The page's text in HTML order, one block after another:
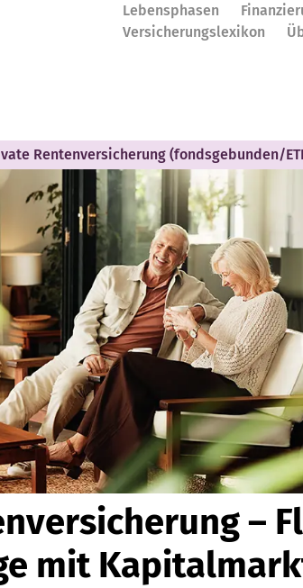
Lebensphasen
Versicherungslexikon
Rentenversicherung (fondsgebunden/
–
mit